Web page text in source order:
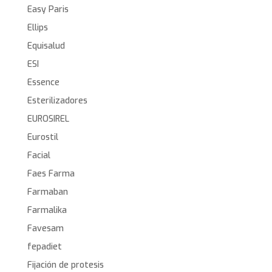
Easy Paris
Ellips
Equisalud
ESI
Essence
Esterilizadores
EUROSIREL
Eurostil
Facial
Faes Farma
Farmaban
Farmalika
Favesam
fepadiet
Fijación de protesis